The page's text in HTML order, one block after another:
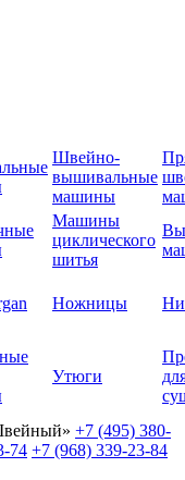
Швейно-
вышивальные
машины
Машины
циклического
шитья
Ножницы
Утюги
+7 (495) 380-
74 +7 (968) 339-23-84